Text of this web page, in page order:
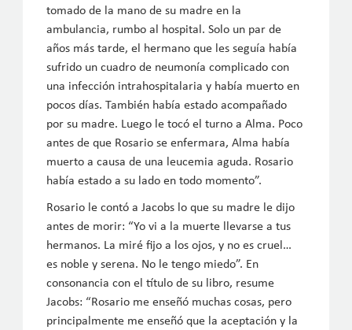
tomado de la mano de su madre en la
ambulancia, rumbo al hospital. Solo un par de
años más tarde, el hermano que les seguía había
sufrido un cuadro de neumonía complicado con
una infección intrahospitalaria y había muerto en
pocos días. También había estado acompañado
por su madre. Luego le tocó el turno a Alma. Poco
antes de que Rosario se enfermara, Alma había
muerto a causa de una leucemia aguda. Rosario
había estado a su lado en todo momento”.
Rosario le contó a Jacobs lo que su madre le dijo
antes de morir: “Yo vi a la muerte llevarse a tus
hermanos. La miré fijo a los ojos, y no es cruel…
es noble y serena. No le tengo miedo”. En
consonancia con el título de su libro, resume
Jacobs: “Rosario me enseñó muchas cosas, pero
principalmente me enseñó que la aceptación y la